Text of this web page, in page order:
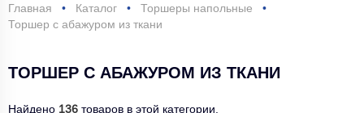
Главная Каталог
Торшеры напольные
Торшер с абажуром из ткани
ТОРШЕР С АБАЖУРОМ ИЗ ТКАНИ
Найдено 136 товаров в этой категории.